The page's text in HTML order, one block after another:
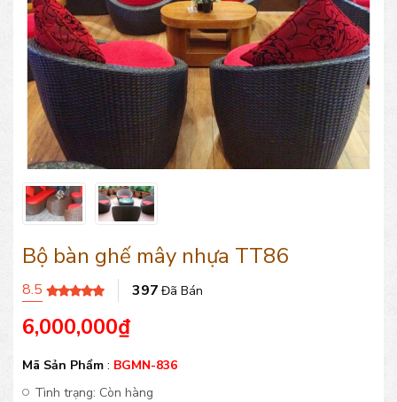
Bộ bàn ghế mây nhựa TT86
8.5 397 Đã Bán
6,000,000₫
Mã Sản Phẩm : BGMN-836
Tình trạng: Còn hàng